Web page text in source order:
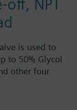
off, NPT
is used to
to 50% Glycol
other four
Cv, linear flow